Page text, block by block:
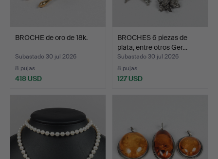
BROCHE de oro de 18k.
Subastado 30 jul 2026
8 pujas
418 USD
BROCHES 6 piezas de
plata, entre otros Ger…
Subastado 30 jul 2026
8 pujas
127 USD